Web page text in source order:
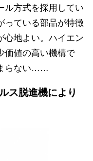
ル方式を採用してい
っている部品が特徴
心地よい。ハイエン
価値の高い機構で
らない……
ス脱進機により